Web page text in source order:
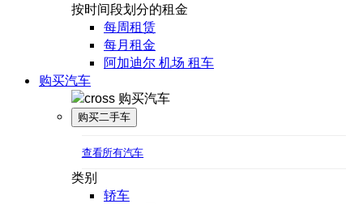
按时间段划分的租金
每周租赁
每月租金
阿加迪尔 机场 租车
购买汽车
购买汽车
购买二手车
查看所有汽车
类别
轿车